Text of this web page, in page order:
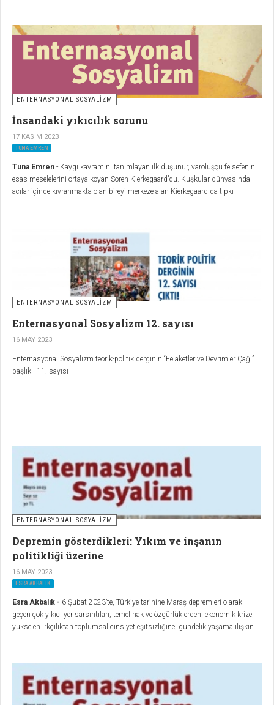
ENTERNASYONAL SOSYALİZM
İnsandaki yıkıcılık sorunu
17 KASIM 2023
TUNA EMREN
Tuna Emren - Kaygı kavramını tanımlayan ilk düşünür, varoluşçu felsefenin
esas meselelerini ortaya koyan Soren Kierkegaard’du. Kuşkular dünyasında
acılar içinde kıvranmakta olan bireyi merkeze alan Kierkegaard da tıpkı
kurucularından Hegel ile hesaplaşmaya girişmiş, hatta yanlarına Bakunin’in
Friedrich Wilhelm Schelling’in derslerine katılmıştı.
ENTERNASYONAL SOSYALİZM
Enternasyonal Sosyalizm 12. sayısı
16 MAY 2023
Enternasyonal Sosyalizm teorik-politik derginin “Felaketler ve Devrimler Çağı”
başlıklı 11. sayısı
ENTERNASYONAL SOSYALİZM
Depremin gösterdikleri: Yıkım ve inşanın
politikliği üzerine
16 MAY 2023
ESRA AKBALIK
Esra Akbalık - 6 Şubat 2023’te, Türkiye tarihine Maraş depremleri olarak
geçen çok yıkıcı yer sarsıntıları; temel hak ve özgürlüklerden, ekonomik krize,
yükselen ırkçılıktan toplumsal cinsiyet eşitsizliğine, gündelik yaşama ilişkin